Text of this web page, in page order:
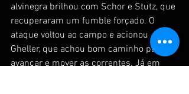
alvinegra brilhou com Schor e Stutz, que
recuperaram um fumble forçado. O
ataque voltou ao campo e acionou
Gheller, que achou bom caminho para
avançar e mover as correntes. Já em